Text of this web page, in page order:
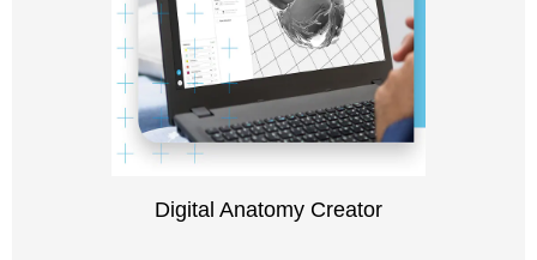
Digital Anatomy Creator